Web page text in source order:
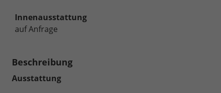
Innenausstattung
auf Anfrage
Beschreibung
Ausstattung